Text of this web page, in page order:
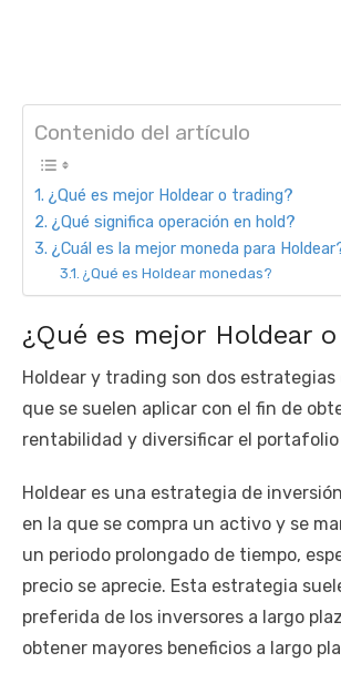
Contenido del artículo
¿Qué es mejor Holdear o trading?
¿Qué significa operación en hold?
¿Cuál es la mejor moneda para
¿Qué es Holdear monedas?
¿Qué es mejor Holdear
Holdear y trading son dos estrategias
que se suelen aplicar con el fin de
rentabilidad y diversificar el
Holdear es una estrategia de
en la que se compra un activo y se
un periodo prolongado de tiempo,
precio se aprecie. Esta estrategia
preferida de los inversores a largo
obtener mayores beneficios a largo